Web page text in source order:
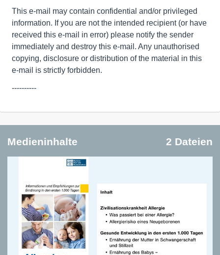
This e-mail may contain confidential and/or privileged
information. If you are not the intended recipient (or have
received this e-mail in error) please notify the sender
immediately and destroy this e-mail. Any unauthorised
copying, disclosure or distribution of the material in this
e-mail is strictly forbidden.
----------
Medieninhalte 2 Dateien